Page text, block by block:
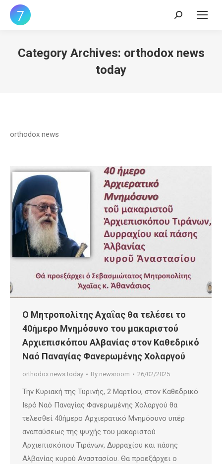
Search:
Category Archives: orthodox news
today
orthodox news
Ο Μητροπολίτης Αχαΐας θα τελέσει το
40ήμερο Μνημόσυνο του μακαριστού
Αρχιεπισκόπου Αλβανίας στον Καθεδρικό
Ναό Παναγίας Φανερωμένης Χολαργού
orthodox news today By newsroom 26/02/2025
Την Κυριακή της Τυρινής, 2 Μαρτίου, στον Καθεδρικό
Ιερό Ναό Παναγίας Φανερωμένης Χολαργού θα
τελεσθεί 40ήμερο Αρχιερατικό Μνημόσυνο υπέρ
αναπαύσεως της ψυχής του μακαριστού
Αρχιεπισκόπου Τιράνων, Δυρραχίου και πάσης
Αλβανίας κυρού Αναστασίου. Θα προεξάρχει ο